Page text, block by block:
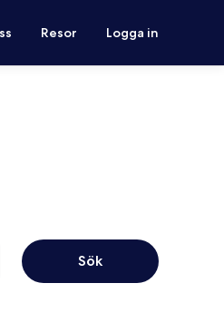
Resor Logga in
Sök